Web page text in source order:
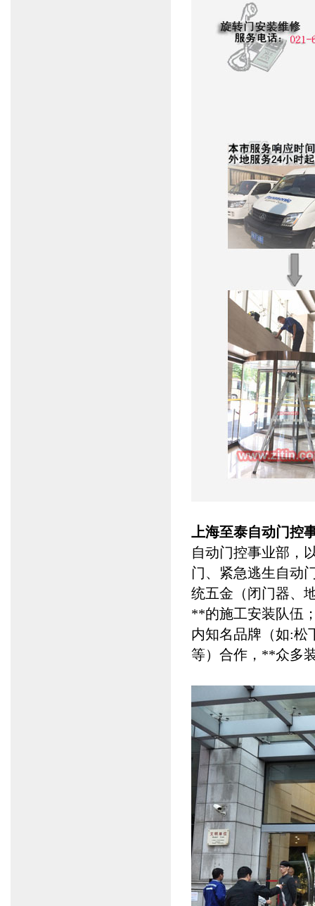
上海至泰自动门控
自动门控事业部，
门、 紧急逃生自动
统五金（闭门器、
**的施工安装队伍
内知名品牌（如:松
等）合作，**众多